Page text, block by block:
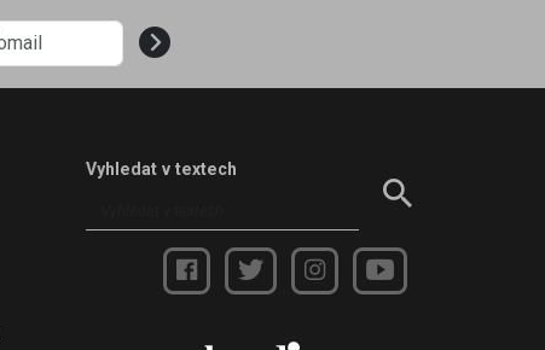
Vyhledat v textech